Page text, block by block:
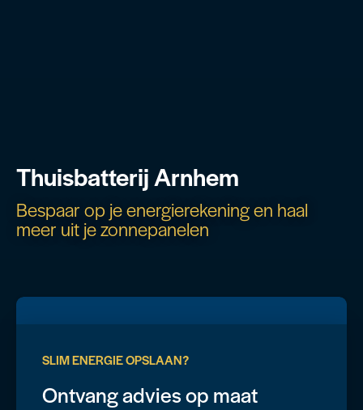
SLIM ENERGIE OPSLAAN?
Ontvang advies op maat
Thuisbatterij Arnhem
Bespaar op je energierekening en haal
meer uit je zonnepanelen